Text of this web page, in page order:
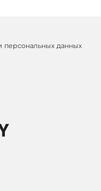
персональных данных